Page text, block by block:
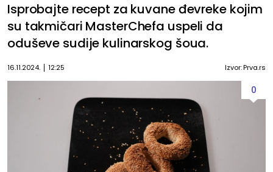
Isprobajte recept za kuvane đevreke kojim
su takmičari MasterChefa uspeli da
oduševe sudije kulinarskog šoua.
16.11.2024. 12:25 Izvor: Prva.rs
0